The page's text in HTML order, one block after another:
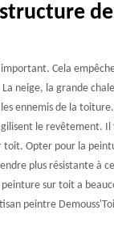
Cela
neige, la grande
ennemis de la toiture.
le revêtement. Il
toit. Opter pour la
plus résistante à
sur toit a
peintre